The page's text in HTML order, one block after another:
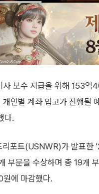
보수 지급을 위해 153억
인별 계좌 입고가 진행될
다.
포트(USNWR)가 발표한
부문을 수상하며 총 19개
에 마감했다.